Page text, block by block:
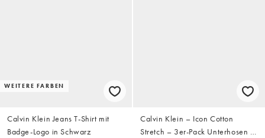
WEITERE FARBEN
Calvin Klein Jeans T-Shirt mit
Badge-Logo in Schwarz
Calvin Klein – Icon Cotton
Stretch – 3er-Pack Unterhosen in